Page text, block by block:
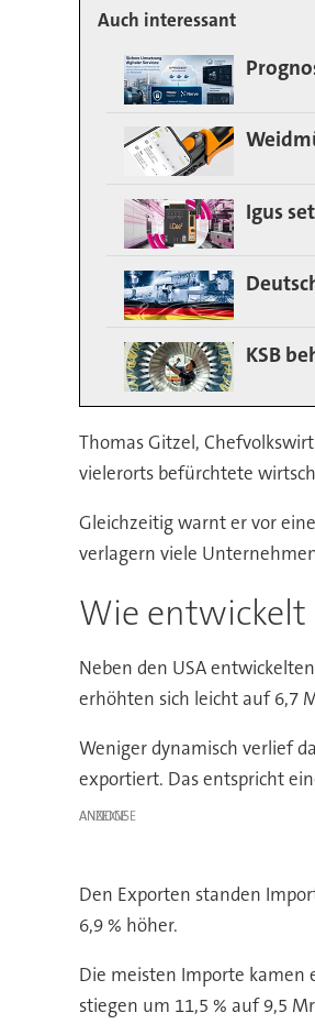
Auch interessant
Igus
KSB
Thomas Gitzel,
vielerorts befürchtete
Gleichzeitig warnt er vor
verlagern viele
Wie entwickelt
Neben den USA
erhöhten sich leicht auf 6,7
Weniger dynamisch verlief
exportiert. Das entspricht
ANZEIGE
Den Exporten standen
6,9 % höher.
Die meisten Importe kamen
stiegen um 11,5 % auf 9,5